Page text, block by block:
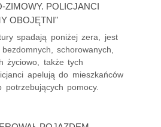
ZIMOWY. POLICJANCI
OBOJĘTNI"
spadają poniżej zera, jest
schorowanych,
życiowo, także tych
apelują do mieszkańców
potrzebujących pomocy.